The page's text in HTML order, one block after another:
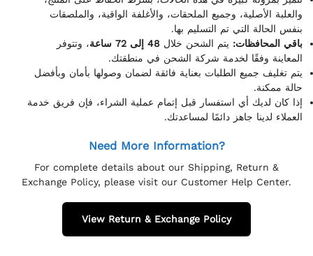
والعلبة الأصلية، وجميع الملحقات، والأغلفة الواقية، والملصقات
بنفس الحالة التي تم التسليم بها.
باقي المحافظات: يتم الشحن خلال 48 إلى 72 ساعة
، وتتوفر
المعاينة وفقًا لخدمة شركة الشحن في منطقتك.
يتم تغليف جميع الطلبات بعناية فائقة لضمان وصولها بأمان وبأفضل
حالة ممكنة.
إذا كان لديك أي استفسار قبل إتمام عملية الشراء، فإن فريق خدمة
العملاء لدينا جاهز دائمًا لمساعدتك.
Need More Information?
For complete details about our Shipping, Return &
Exchange Policy, please visit our Customer Help Center.
View Return & Exchange Policy